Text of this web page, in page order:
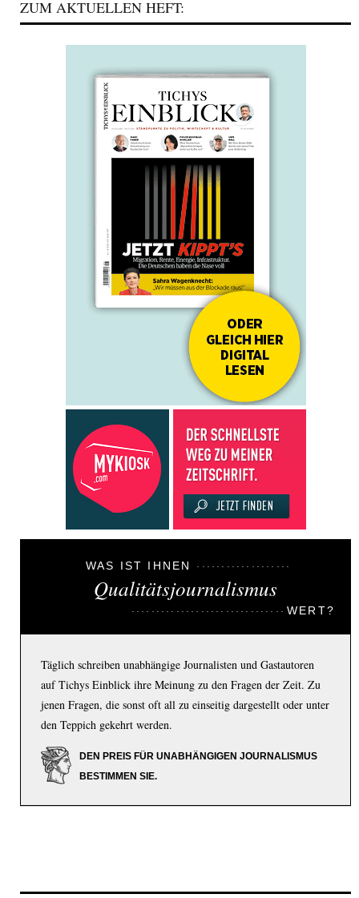
ZUM AKTUELLEN HEFT:
WAS IST IHNEN
Qualitätsjournalismus
WERT?
Täglich schreiben unabhängige Journalisten und Gastautoren
auf Tichys Einblick ihre Meinung zu den Fragen der Zeit. Zu
jenen Fragen, die sonst oft all zu einseitig dargestellt oder unter
den Teppich gekehrt werden.
DEN PREIS FÜR UNABHÄNGIGEN JOURNALISMUS
BESTIMMEN SIE.